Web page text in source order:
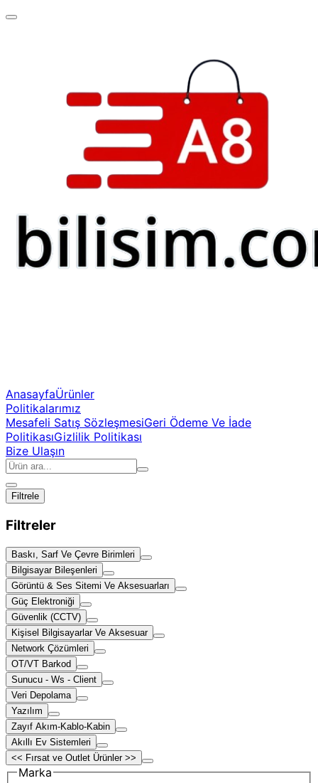
AnasayfaÜrünler
Politikalarımız
Mesafeli Satış SözleşmesiGeri Ödeme Ve İade
PolitikasıGizlilik Politikası
Bize Ulaşın
Filtrele
Filtreler
Baskı, Sarf Ve Çevre Birimleri
Bilgisayar Bileşenleri
Görüntü & Ses Sitemi Ve Aksesuarları
Güç Elektroniği
Güvenlik (CCTV)
Kişisel Bilgisayarlar Ve Aksesuar
Network Çözümleri
OT/VT Barkod
Sunucu - Ws - Client
Veri Depolama
Yazılım
Zayıf Akım-Kablo-Kabin
Akıllı Ev Sistemleri
<< Fırsat ve Outlet Ürünler >>
Marka